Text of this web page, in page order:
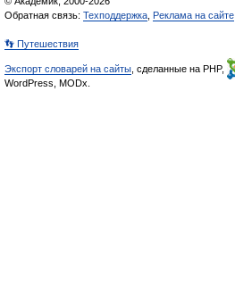
Обратная связь: Техподдержка Реклама на сайте
👣 Путешествия
Экспорт словарей на сайты , сделанные на PHP,
WordPress, MODx.